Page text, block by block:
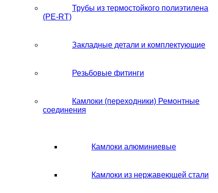
Трубы из термостойкого полиэтилена
(PE-RT)
Закладные детали и комплектующие
Резьбовые фитинги
Камлоки (переходники) Ремонтные
соединения
Камлоки алюминиевые
Камлоки из нержавеющей стали